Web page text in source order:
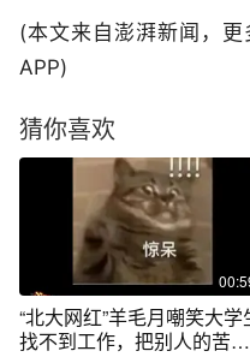
(本文来自澎湃新闻，更
APP)
猜你喜欢
“北大网红”羊毛月嘲笑大学
找不到工作，把别人的苦难